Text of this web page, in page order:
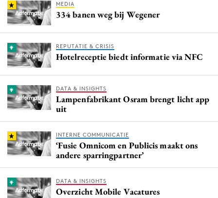
MEDIA
334 banen weg bij Wegener
REPUTATIE & CRISIS
Hotelreceptie biedt informatie via NFC
DATA & INSIGHTS
Lampenfabrikant Osram brengt licht app
uit
INTERNE COMMUNICATIE
‘Fusie Omnicom en Publicis maakt ons
andere sparringpartner’
DATA & INSIGHTS
Overzicht Mobile Vacatures